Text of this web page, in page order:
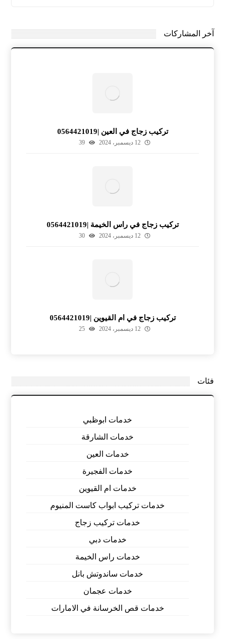
آخر المشاركات
تركيب زجاج في العين |0564421019
12 ديسمبر، 2024 39
تركيب زجاج في راس الخيمة |0564421019
12 ديسمبر، 2024 30
تركيب زجاج في ام القيوين |0564421019
12 ديسمبر، 2024 25
فئات
خدمات ابوظبي
خدمات الشارقة
خدمات العين
خدمات الفجيرة
خدمات ام القيوين
خدمات تركيب ابواب كاست المنيوم
خدمات تركيب زجاج
خدمات دبي
خدمات راس الخيمة
خدمات ساندوتش بانل
خدمات عجمان
خدمات قص الخرسانة في الامارات